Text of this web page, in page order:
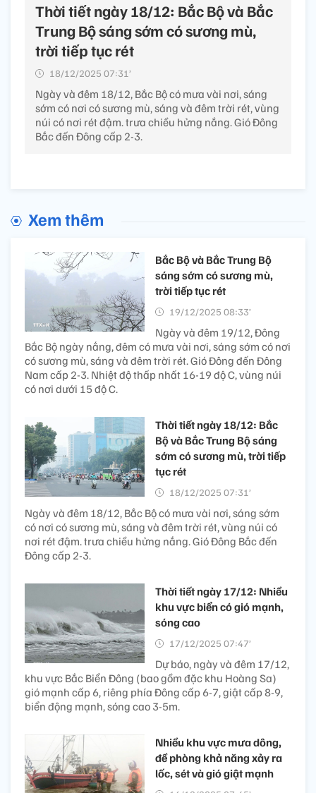
Thời tiết ngày 18/12: Bắc Bộ và Bắc
Trung Bộ sáng sớm có sương mù,
trời tiếp tục rét
18/12/2025 07:31’
Ngày và đêm 18/12, Bắc Bộ có mưa vài nơi, sáng
sớm có nơi có sương mù, sáng và đêm trời rét, vùng
núi có nơi rét đậm. trưa chiều hửng nắng. Gió Đông
Bắc đến Đông cấp 2-3.
Xem thêm
Bắc Bộ và Bắc Trung Bộ
sáng sớm có sương mù,
trời tiếp tục rét
19/12/2025 08:33’
Ngày và đêm 19/12, Đông
Bắc Bộ ngày nắng, đêm có mưa vài nơi, sáng sớm có nơi
có sương mù, sáng và đêm trời rét. Gió Đông đến Đông
Nam cấp 2-3. Nhiệt độ thấp nhất 16-19 độ C, vùng núi
có nơi dưới 15 độ C.
Thời tiết ngày 18/12: Bắc
Bộ và Bắc Trung Bộ sáng
sớm có sương mù, trời tiếp
tục rét
18/12/2025 07:31’
Ngày và đêm 18/12, Bắc Bộ có mưa vài nơi, sáng sớm
có nơi có sương mù, sáng và đêm trời rét, vùng núi có
nơi rét đậm. trưa chiều hửng nắng. Gió Đông Bắc đến
Đông cấp 2-3.
Thời tiết ngày 17/12: Nhiều
khu vực biển có gió mạnh,
sóng cao
17/12/2025 07:47’
Dự báo, ngày và đêm 17/12,
khu vực Bắc Biển Đông (bao gồm đặc khu Hoàng Sa)
gió mạnh cấp 6, riêng phía Đông cấp 6-7, giật cấp 8-9,
biển động mạnh, sóng cao 3-5m.
Nhiều khu vực mưa dông,
đề phòng khả năng xảy ra
lốc, sét và gió giật mạnh